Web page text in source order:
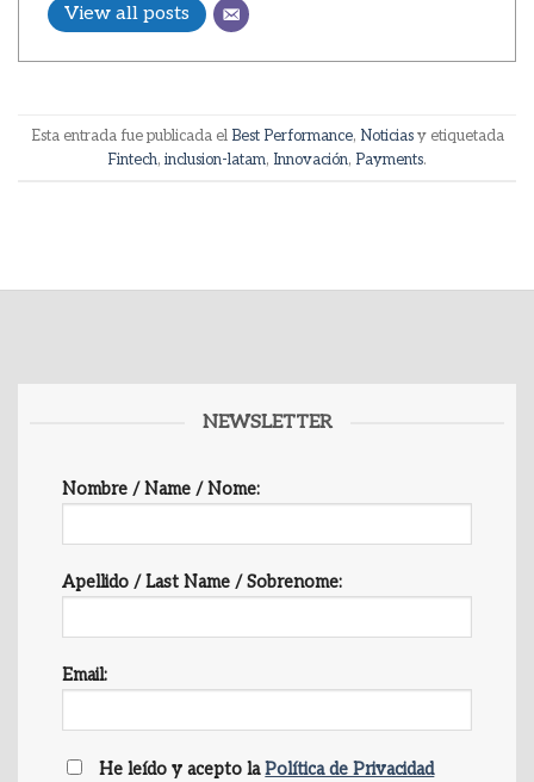
View all posts
Esta entrada fue publicada el Best Performance, Noticiasy etiquetada
Fintech, inclusion-latam, Innovación, Payments.
NEWSLETTER
Nombre / Name / Nome:
Apellido / Last Name / Sobrenome:
Email:
He leído y acepto laPolítica de Privacidad